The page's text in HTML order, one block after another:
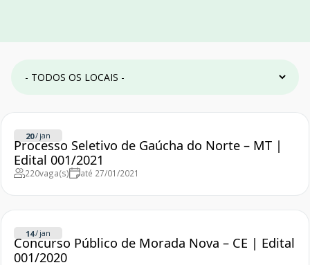
20/ jan
Processo Seletivo de Gaúcha do Norte – MT |
Edital 001/2021
220vaga(s) até 27/01/2021
14/ jan
Concurso Público de Morada Nova – CE | Edital
001/2020